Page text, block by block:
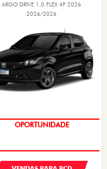
ARGO DRIVE 1.0 FLEX 4P 2026
2026/2026
PREÇOS REDUZIDOS